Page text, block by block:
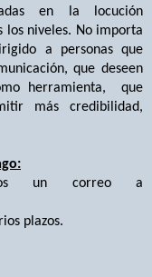
en la locución
los niveles. No importa
a personas que
que deseen
herramienta,
que
más credibilidad,
un correo a
plazos.